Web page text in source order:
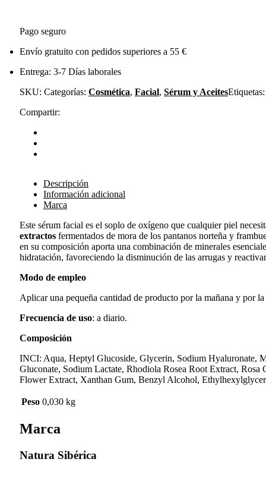
Pago seguro
Envío gratuito con pedidos superiores a 55 €
Entrega: 3-7 Días laborales
SKU: Categorías: Cosmética, Facial, Sérum y Aceites
Compartir:
Descripción
Información adicional
Marca
Este sérum facial es el soplo de oxígeno que cualquier piel
extractos fermentados de mora de los pantanos norteña y
en su composición aporta una combinación de minerales
hidratación, favoreciendo la disminución de las arrugas y
Modo de empleo
Aplicar una pequeña cantidad de producto por la mañana y por
Frecuencia de uso: a diario.
Composición
INCI: Aqua, Heptyl Glucoside, Glycerin, Sodium Hyaluronate,
Gluconate, Sodium Lactate, Rhodiola Rosea Root Extract,
Flower Extract, Xanthan Gum, Benzyl Alcohol,
Peso 0,030 kg
Marca
Natura Sibérica